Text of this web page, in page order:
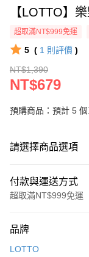
【LOTTO】
超取滿NT$999免運
5 ( 1 則評價 )
NT$1,390
NT$679
預購商品：預計 5
請選擇商品選項
付款與運送方式
超取滿NT$999免運
信用卡一次付款
品牌
LOTTO